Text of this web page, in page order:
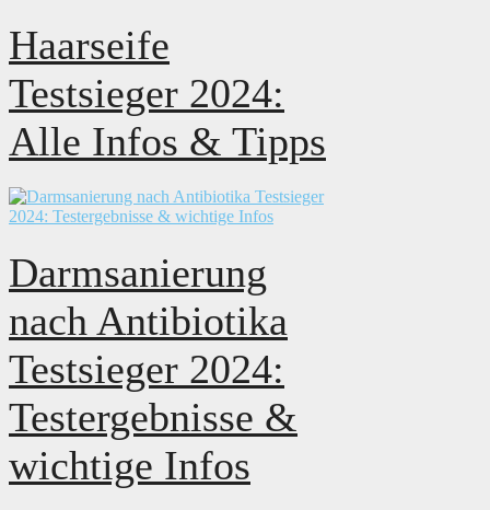
Haarseife
Testsieger 2024:
Alle Infos & Tipps
Darmsanierung
nach Antibiotika
Testsieger 2024:
Testergebnisse &
wichtige Infos